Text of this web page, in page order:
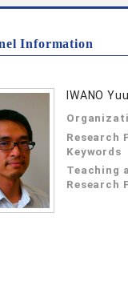
Information
IWANO
Research
Keywords
Teaching
Research